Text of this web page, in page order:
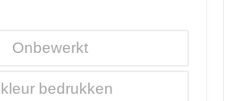
Onbewerkt